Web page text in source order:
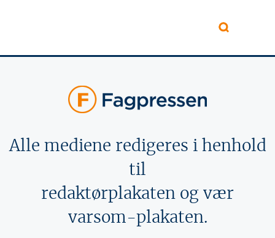
Alle mediene redigeres i henhold
til
redaktørplakaten og vær
varsom-plakaten.